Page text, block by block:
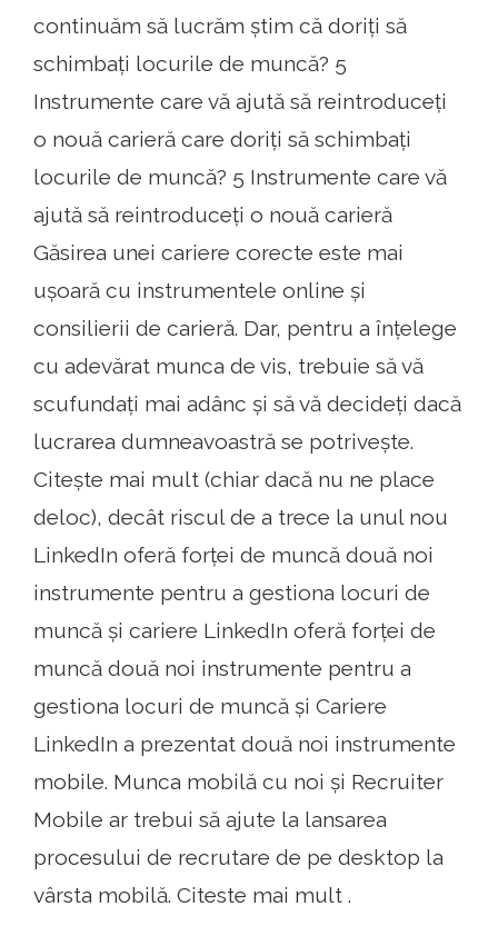
continuăm să lucrăm știm că doriți să
schimbați locurile de muncă? 5
Instrumente care vă ajută să reintroduceți
o nouă carieră care doriți să schimbați
locurile de muncă? 5 Instrumente care vă
ajută să reintroduceți o nouă carieră
Găsirea unei cariere corecte este mai
ușoară cu instrumentele online și
consilierii de carieră. Dar, pentru a înțelege
cu adevărat munca de vis, trebuie să vă
scufundați mai adânc și să vă decideți dacă
lucrarea dumneavoastră se potrivește.
Citește mai mult (chiar dacă nu ne place
deloc), decât riscul de a trece la unul nou
LinkedIn oferă forței de muncă două noi
instrumente pentru a gestiona locuri de
muncă și cariere LinkedIn oferă forței de
muncă două noi instrumente pentru a
gestiona locuri de muncă și Cariere
LinkedIn a prezentat două noi instrumente
mobile. Munca mobilă cu noi și Recruiter
Mobile ar trebui să ajute la lansarea
procesului de recrutare de pe desktop la
vârsta mobilă. Citeste mai mult .